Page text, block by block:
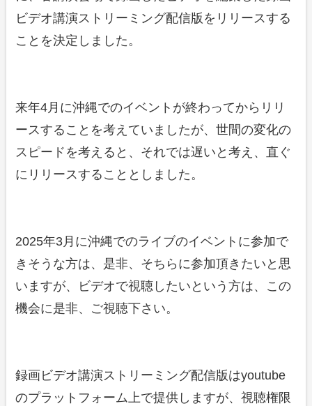
ビデオ講演ストリーミング配信版をリリースする
ことを決定しました。
来年4月に沖縄でのイベントが終わってからリリ
ースすることを考えていましたが、世間の変化の
スピードを考えると、それでは遅いと考え、直ぐ
にリリースすることとしました。
2025年3月に沖縄でのライブのイベントに参加で
きそうな方は、是非、そちらに参加頂きたいと思
いますが、ビデオで視聴したいという方は、この
機会に是非、ご視聴下さい。
録画ビデオ講演ストリーミング配信版はyoutube
のプラットフォーム上で提供しますが、視聴権限